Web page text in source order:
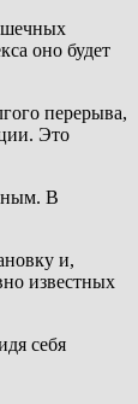
оно будет
перерыва,
Это
В
и,
известных
себя